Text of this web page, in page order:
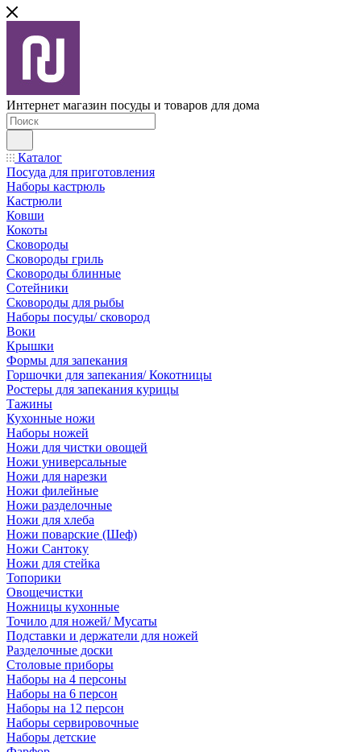
Интернет магазин посуды и товаров для дома
Каталог
Посуда для приготовления
Наборы кастрюль
Кастрюли
Ковши
Кокоты
Сковороды
Сковороды гриль
Сковороды блинные
Сотейники
Сковороды для рыбы
Наборы посуды/ сковород
Воки
Крышки
Формы для запекания
Горшочки для запекания/ Кокотницы
Ростеры для запекания курицы
Тажины
Кухонные ножи
Наборы ножей
Ножи для чистки овощей
Ножи универсальные
Ножи для нарезки
Ножи филейные
Ножи разделочные
Ножи для хлеба
Ножи поварские (Шеф)
Ножи Сантоку
Ножи для стейка
Топорики
Овощечистки
Ножницы кухонные
Точило для ножей/ Мусаты
Подставки и держатели для ножей
Разделочные доски
Столовые приборы
Наборы на 4 персоны
Наборы на 6 персон
Наборы на 12 персон
Наборы сервировочные
Наборы детские